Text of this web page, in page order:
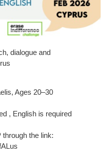
dialogue and
Ages 20–30
, English is required
the link: